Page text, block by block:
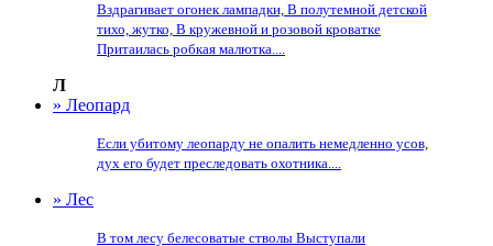
Вздрагивает огонек лампадки, В полутемной детской
тихо, жутко, В кружевной и розовой кроватке
Притаилась робкая малютка....
Л
» Леопард
Если убитому леопарду не опалить немедленно усов,
дух его будет преследовать охотника....
» Лес
В том лесу белесоватые стволы Выступали